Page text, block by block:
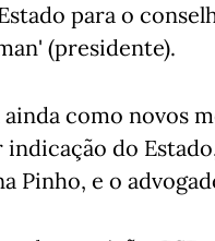
para o
(presidente).
como novos
do
Pinho, e o